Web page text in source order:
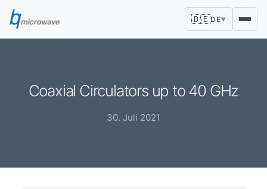
🇩🇪DE▼
Coaxial Circulators up to 40 GHz
30. Juli 2021